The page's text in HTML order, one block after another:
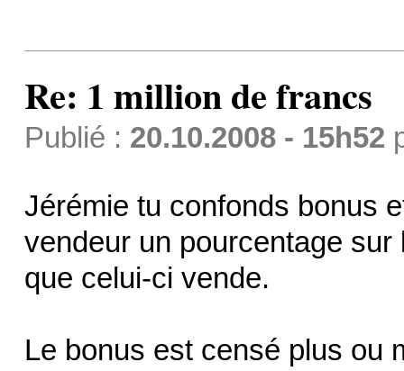
Re: 1 million de francs
Publié : 20.10.2008 - 15h52
Jérémie tu confonds bonus
vendeur un pourcentage
que celui-ci vende.
Le bonus est censé plus ou